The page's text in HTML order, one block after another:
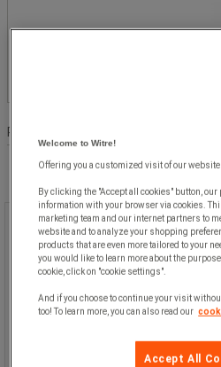
Produktliste
Produkter:
8,32 kg
8,32 kg
Welcome to Witre!
Offering you a customized visit of our
By clicking the "Accept all cookies" button,
information with your browser via cookies.
marketing team and our internet partners to
website and to analyze your shopping
products that are even more tailored to your
you would like to learn more about the
cookie, click on "cookie settings".
And if you choose to continue your visit
too! To learn more, you can also read our
Accept All